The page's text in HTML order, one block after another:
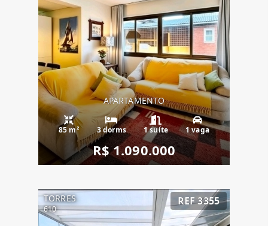
APARTAMENTO
85 m² 3 dorms 1 suíte 1 vaga
R$ 1.090.000
TORRES
610
REF 3355